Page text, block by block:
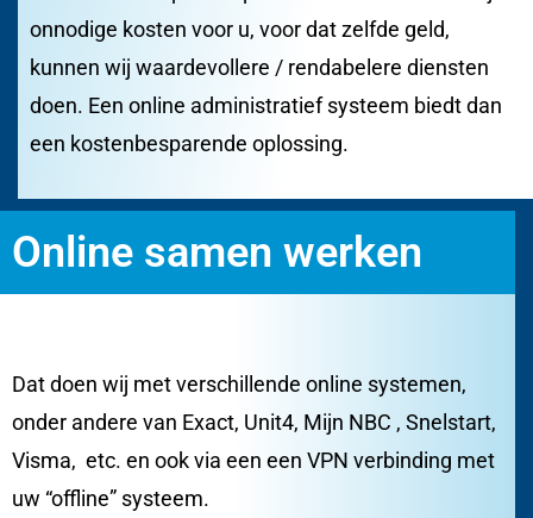
onnodige kosten voor u, voor dat zelfde geld,
kunnen wij waardevollere / rendabelere diensten
doen. Een online administratief systeem biedt dan
een kostenbesparende oplossing.
Online samen werken
Dat doen wij met verschillende online systemen,
onder andere van Exact, Unit4, Mijn NBC , Snelstart,
Visma, etc. en ook via een een VPN verbinding met
uw “offline” systeem.